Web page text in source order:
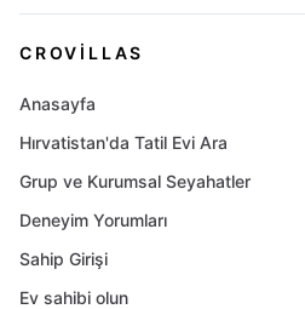
CROVILLAS
Anasayfa
Hırvatistan'da Tatil Evi Ara
Grup ve Kurumsal Seyahatler
Deneyim Yorumları
Sahip Girişi
Ev sahibi olun